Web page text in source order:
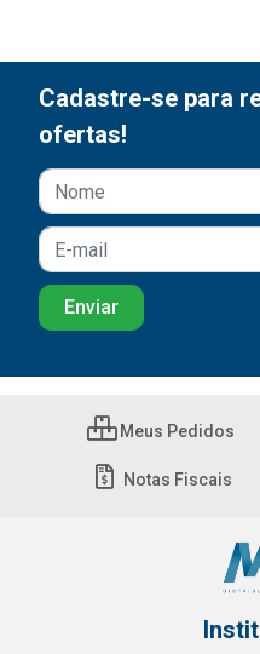
Cadastre-se para
ofertas!
Meus Pedidos
Notas Fiscais